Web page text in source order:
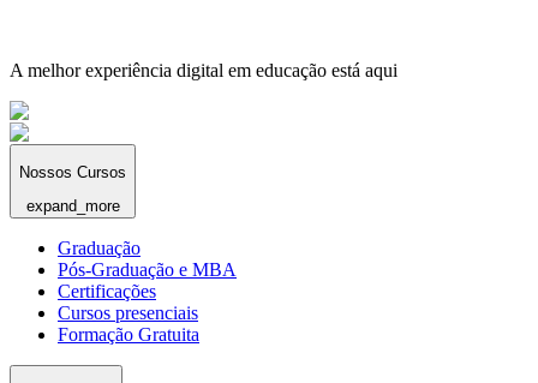
A melhor experiência digital em educação está aqui
Nossos Cursos
expand_more
Graduação
Pós-Graduação e MBA
Certificações
Cursos presenciais
Formação Gratuita